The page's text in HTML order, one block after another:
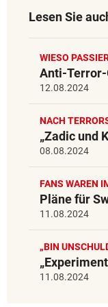
Lesen Sie
WIESO
Anti-Terror-
12.08.2024
NACH
„Zadic und
08.08.2024
FANS WAREN
Pläne für
11.08.2024
„BIN
11.08.2024